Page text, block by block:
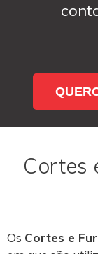
Cortes
Os Cortes e